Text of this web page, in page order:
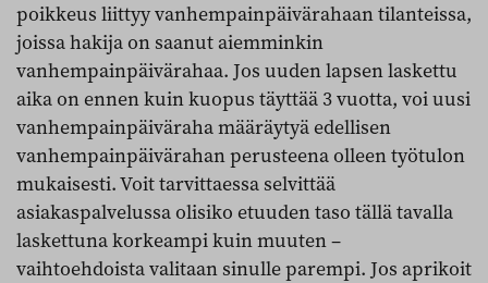
poikkeus liittyy vanhempainpäivärahaan tilanteissa,
joissa hakija on saanut aiemminkin
vanhempainpäivärahaa. Jos uuden lapsen laskettu
aika on ennen kuin kuopus täyttää 3 vuotta, voi uusi
vanhempainpäiväraha määräytyä edellisen
vanhempainpäivärahan perusteena olleen työtulon
mukaisesti. Voit tarvittaessa selvittää
asiakaspalvelussa olisiko etuuden taso tällä tavalla
laskettuna korkeampi kuin muuten –
vaihtoehdoista valitaan sinulle parempi. Jos aprikoit